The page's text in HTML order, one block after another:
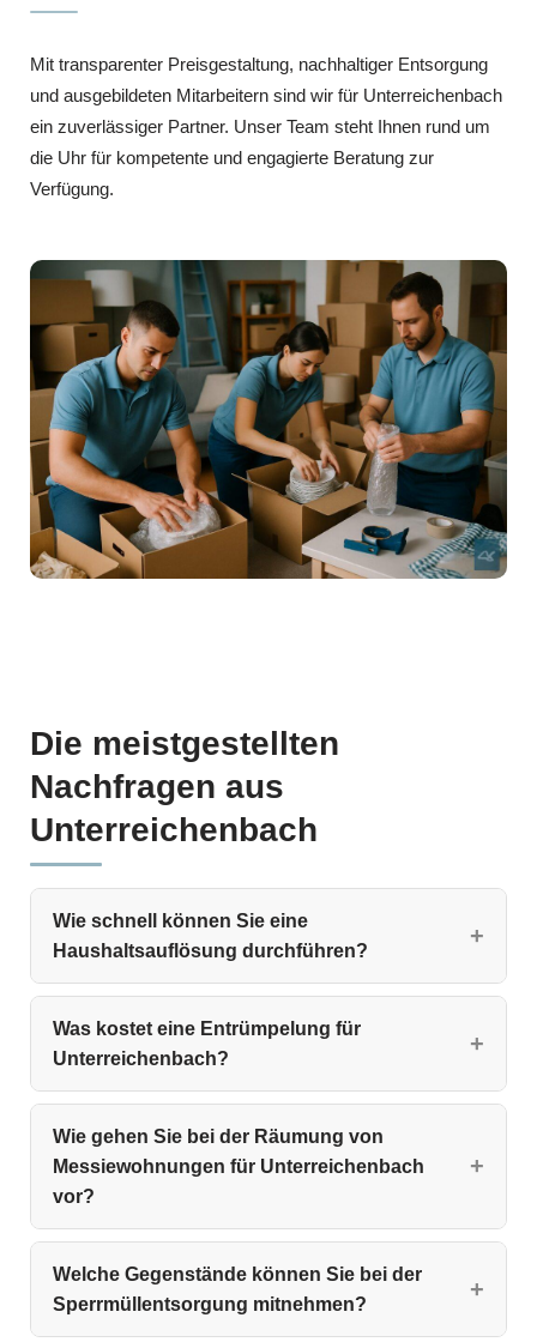
Mit transparenter Preisgestaltung, nachhaltiger Entsorgung
und ausgebildeten Mitarbeitern sind wir für Unterreichenbach
ein zuverlässiger Partner. Unser Team steht Ihnen rund um
die Uhr für kompetente und engagierte Beratung zur
Verfügung.
Die meistgestellten
Nachfragen aus
Unterreichenbach
Wie schnell können Sie eine
Haushaltsauflösung durchführen?
Was kostet eine Entrümpelung für
Unterreichenbach?
Wie gehen Sie bei der Räumung von
Messiewohnungen für Unterreichenbach
vor?
Welche Gegenstände können Sie bei der
Sperrmüllentsorgung mitnehmen?